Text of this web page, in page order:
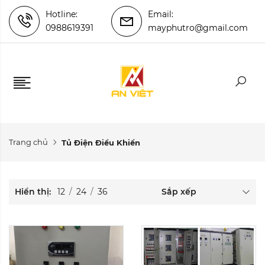
Hotline:
0988619391
Email:
mayphutro@gmail.com
Trang chủ Tủ Điện Điều Khiển
Hiển thị: 12 / 24 / 36 Sắp xếp